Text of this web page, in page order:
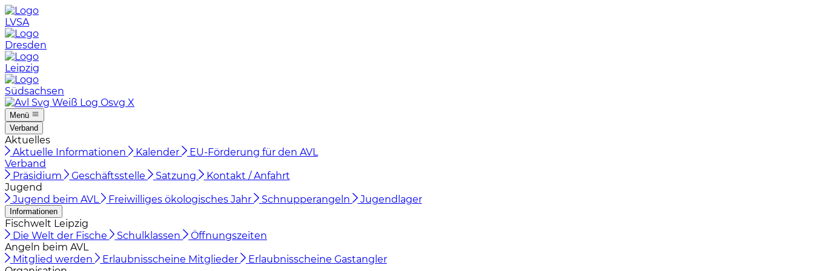
LVSA
Dresden
Leipzig
Südsachsen
Menü
Verband
Aktuelles
Aktuelle Informationen
Kalender EU-Förderung für den AVL
Verband
Präsidium
Geschäftsstelle Satzung
Kontakt / Anfahrt
Jugend
Jugend beim AVL
Freiwilliges ökologisches Jahr Schnupperangeln Jugendlager
Informationen
Fischwelt Leipzig
Die Welt der Fische
Schulklassen Öffnungszeiten
Angeln beim AVL
Mitglied werden
Erlaubnisscheine Mitglieder Erlaubnisscheine Gastangler